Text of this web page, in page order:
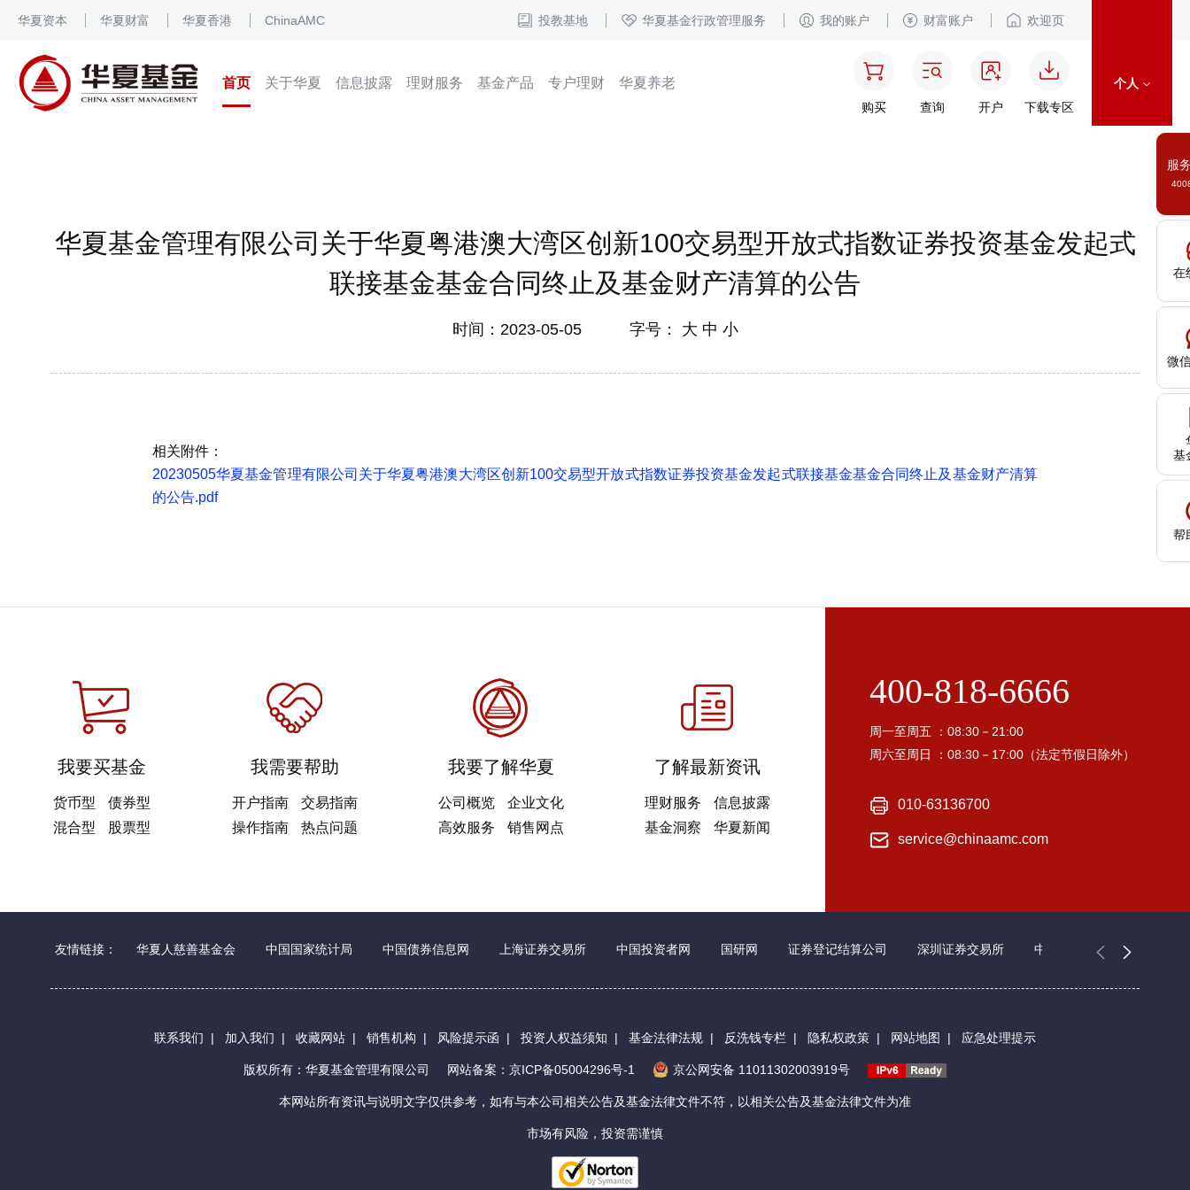
服
在
微
基
帮
华夏资本 华夏财富 华夏香港 ChinaAMC 投教基地 华夏基金行政管理服务 我的账户 财富账户 欢迎页
首页 关于华夏 信息披露 理财服务 基金产品 专户理财 华夏养老
购买 查询 开户 下载专区
个人
华夏基金管理有限公司关于华夏粤港澳大湾区创新100交易型开放式指数证券投资基金发起式
联接基金基金合同终止及基金财产清算的公告
时间：2023-05-05 字号： 大 中 小
相关附件：
20230505华夏基金管理有限公司关于华夏粤港澳大湾区创新100交易型开放式指数证券投资基金发起式联接基金基金合同终止及基金财产清算
的公告.pdf
我要买基金
货币型
债券型
混合型
股票型
我需要帮助
开户指南
交易指南
操作指南
热点问题
我要了解华夏
公司概览
企业文化
高效服务
销售网点
了解最新资讯
理财服务
信息披露
基金洞察
华夏新闻
400-818-6666
周一至周五 ：08:30－21:00
周六至周日 ：08:30－17:00（法定节假日除外）
010-63136700
service@chinaamc.com
友情链接： 华夏人慈善基金会 中国国家统计局 中国债券信息网 上海证券交易所 中国投资者网 国研网 证券登记结算公司 深圳证券交易所 中国证券业协会
联系我们 | 加入我们 | 收藏网站 | 销售机构 | 风险提示函 | 投资人权益须知 | 基金法律法规 | 反洗钱专栏 | 隐私权政策 | 网站地图 | 应急处理提示
版权所有：华夏基金管理有限公司 网站备案：京ICP备05004296号-1 京公网安备 11011302003919号
本网站所有资讯与说明文字仅供参考，如有与本公司相关公告及基金法律文件不符，以相关公告及基金法律文件为准
市场有风险，投资需谨慎